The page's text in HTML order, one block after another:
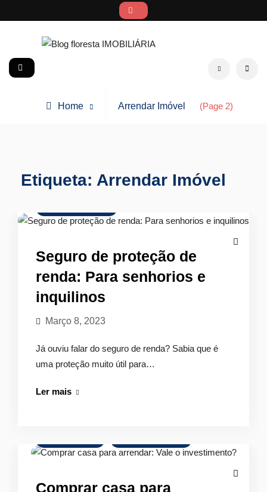
to
Blog floresta IMOBILIÁRIA Search social
Home
Posts
Arrendar Imóvel (Page 2)
Etiqueta: Arrendar Imóvel
Seguro de proteção de
renda: Para senhorios e
inquilinos
Março 8, 2023
Já ouviu falar do seguro de renda? Sabia que é
uma proteção muito útil para…
Ler maisSeguro
renda:
senhorios
Comprar casa para